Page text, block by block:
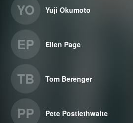
YO Yuji Okumoto
EP Ellen Page
TB Tom Berenger
PP Pete Postlethwaite